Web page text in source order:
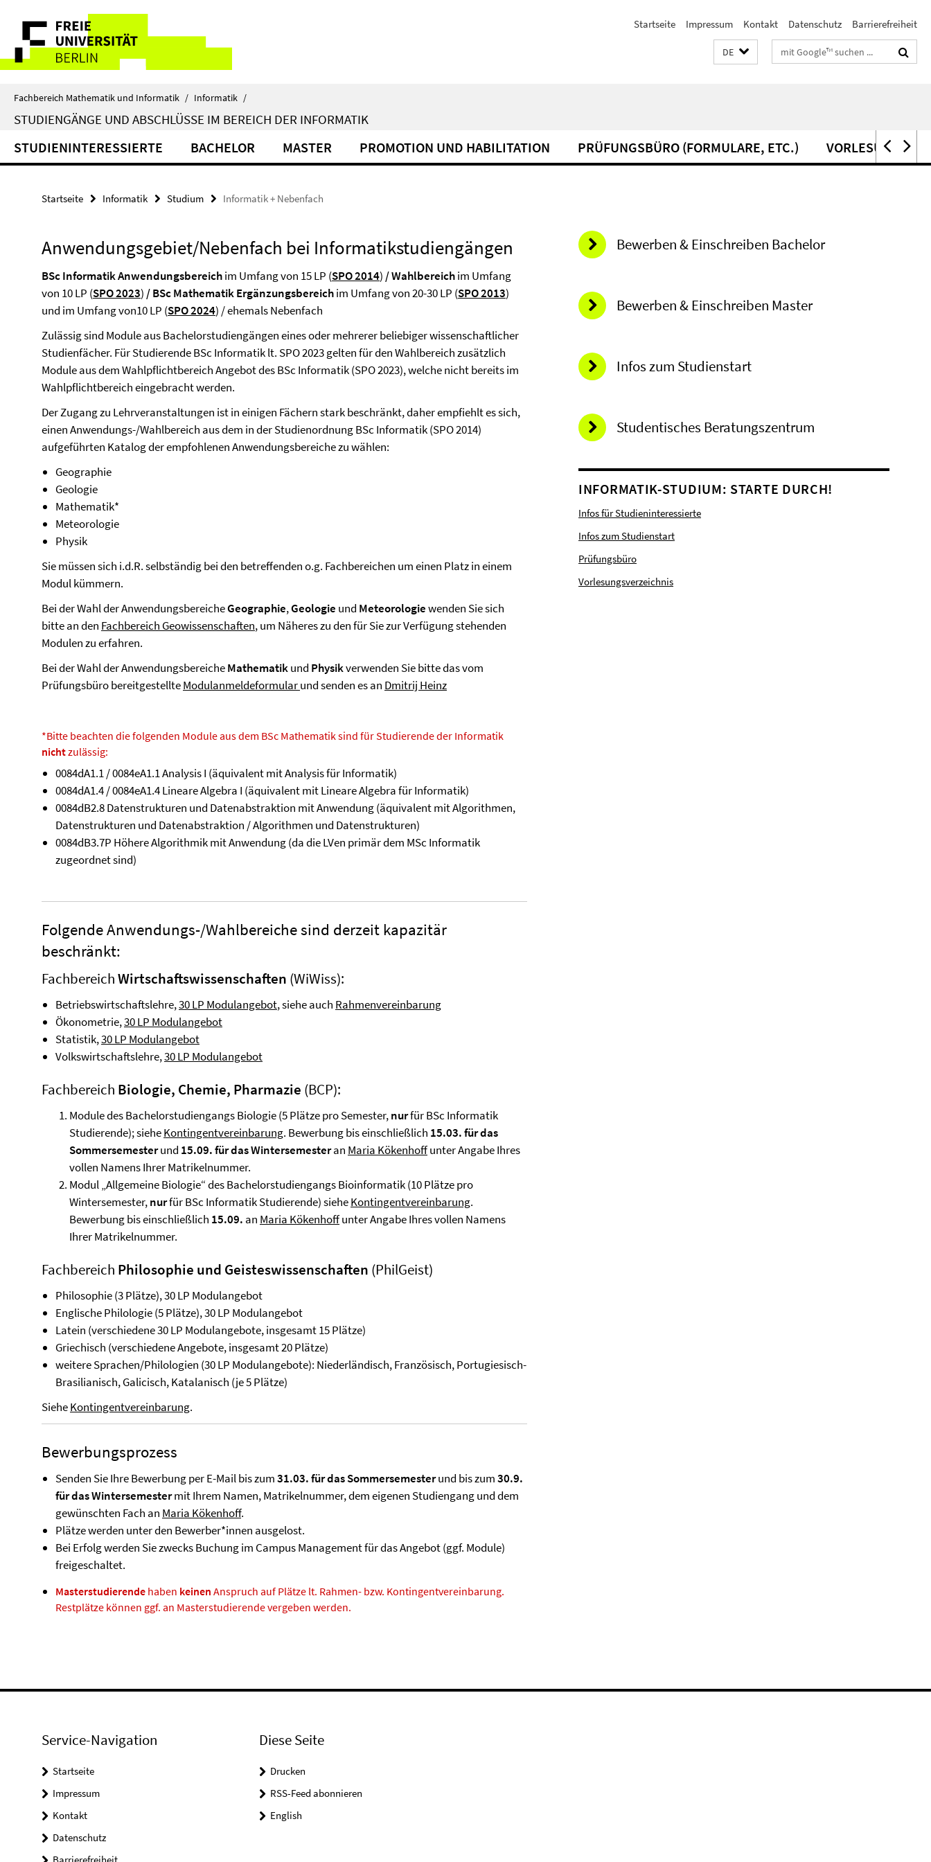
direkt
Inhalt
Service-
Navigation
Startseite Impressum Kontakt Datenschutz Barrierefreiheit
DE Suchbegriffe
Fachbereich Mathematik und Informatik / Informatik /
STUDIENGÄNGE UND ABSCHLÜSSE IM BEREICH DER INFORMATIK
STUDIENINTERESSIERTE BACHELOR MASTER PROMOTION UND HABILITATION PRÜFUNGSBÜRO (FORMULARE, ETC.)
Startseite Informatik Studium Informatik + Nebenfach
Anwendungsgebiet/Nebenfach bei Informatikstudiengängen
BSc Informatik Anwendungsbereichim Umfang von 15 LP (SPO 2014) / Wahlbereichim Umfang
von 10 LP (SPO 2023) /BSc Mathematik Ergänzungsbereichim Umfang von 20-30 LP (SPO 2013)
und im Umfang von10 LP (SPO 2024) / ehemals Nebenfach
Zulässig sind Module aus Bachelorstudiengängen eines oder mehrerer beliebiger wissenschaftlicher
Studienfächer. Für Studierende BSc Informatik lt. SPO 2023 gelten für den Wahlbereich zusätzlich
Module aus dem Wahlpflichtbereich Angebot des BSc Informatik (SPO 2023), welche nicht bereits im
Wahlpflichtbereich eingebracht werden.
Der Zugang zu Lehrveranstaltungen ist in einigen Fächern stark beschränkt, daher empfiehlt es sich,
einen Anwendungs-/Wahlbereich aus dem in der Studienordnung BSc Informatik (SPO 2014)
aufgeführten Katalog der empfohlenen Anwendungsbereiche zu wählen:
Geographie
Geologie
Mathematik*
Meteorologie
Physik
Sie müssen sich i.d.R. selbständig bei den betreffenden o.g. Fachbereichen um einen Platz in einem
Modul kümmern.
Bei der Wahl der AnwendungsbereicheGeographie,Geologie und Meteorologiewenden Sie sich
bitte an den Fachbereich Geowissenschaften, um Näheres zu den für Sie zur Verfügung stehenden
Modulen zu erfahren.
Bei der Wahl der AnwendungsbereicheMathematikund Physikverwenden Sie bitte das vom
Prüfungsbüro bereitgestellteModulanmeldeformularund senden es an Dmitrij Heinz
*Bitte beachten die folgenden Module aus dem BSc Mathematik sind für Studierende der Informatik
nichtzulässig:
0084dA1.1 / 0084eA1.1 Analysis I (äquivalent mit Analysis für Informatik)
0084dA1.4 / 0084eA1.4 Lineare Algebra I (äquivalent mit Lineare Algebra für Informatik)
0084dB2.8 Datenstrukturen und Datenabstraktion mit Anwendung (äquivalent mit Algorithmen,
Datenstrukturen und Datenabstraktion / Algorithmen und Datenstrukturen)
0084dB3.7P Höhere Algorithmik mit Anwendung (da die LVen primär dem MSc Informatik
zugeordnet sind)
Folgende Anwendungs-/Wahlbereiche sind derzeit kapazitär
beschränkt:
FachbereichWirtschaftswissenschaften (WiWiss):
Betriebswirtschaftslehre,30 LP Modulangebot, siehe auch Rahmenvereinbarung
Ökonometrie,30 LP Modulangebot
Statistik,30 LP Modulangebot
Volkswirtschaftslehre,30 LP Modulangebot
Fachbereich Biologie, Chemie, Pharmazie (BCP):
Module des Bachelorstudiengangs Biologie (5 Plätze pro Semester,nurfür BSc Informatik
Studierende); sieheKontingentvereinbarung. Bewerbung bis einschließlich 15.03. für das
Sommersemesterund 15.09. für das Wintersemesteran Maria Kökenhoffunter Angabe Ihres
vollen Namens Ihrer Matrikelnummer.
Modul „Allgemeine Biologie“ des Bachelorstudiengangs Bioinformatik (10 Plätze pro
Wintersemester,nurfür BSc Informatik Studierende) sieheKontingentvereinbarung.
Bewerbung bis einschließlich 15.09. an Maria Kökenhoffunter Angabe Ihres vollen Namens
Ihrer Matrikelnummer.
Fachbereich Philosophie und Geisteswissenschaften (PhilGeist)
Philosophie (3 Plätze), 30 LP Modulangebot
Englische Philologie (5 Plätze), 30 LP Modulangebot
Latein (verschiedene 30 LP Modulangebote, insgesamt 15 Plätze)
Griechisch (verschiedene Angebote, insgesamt 20 Plätze)
weitere Sprachen/Philologien (30 LP Modulangebote): Niederländisch, Französisch, Portugiesisch-
Brasilianisch, Galicisch, Katalanisch (je 5 Plätze)
SieheKontingentvereinbarung.
Bewerbungsprozess
Senden Sie Ihre Bewerbung per E-Mail bis zum31.03. für das Sommersemesterund bis zum30.9.
für das Wintersemestermit Ihrem Namen, Matrikelnummer, dem eigenen Studiengang und dem
gewünschten Fach an Maria Kökenhoff.
Plätze werden unter den Bewerber*innen ausgelost.
Bei Erfolg werden Sie zwecks Buchung im Campus Management für das Angebot (ggf. Module)
freigeschaltet.
Masterstudierende haben keinen Anspruch auf Plätze lt. Rahmen- bzw. Kontingentvereinbarung.
Restplätze können ggf. an Masterstudierende vergeben werden.
Bewerben & Einschreiben Bachelor
Bewerben & Einschreiben Master
Infos zum Studienstart
Studentisches Beratungszentrum
INFORMATIK-STUDIUM: STARTE DURCH!
Infos für Studieninteressierte
Infos zum Studienstart
Prüfungsbüro
Vorlesungsverzeichnis
Service-Navigation
Startseite
Impressum
Kontakt
Datenschutz
Diese Seite
Drucken
RSS-Feed abonnieren
English